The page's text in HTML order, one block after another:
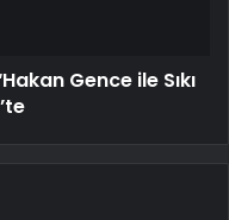
Gence ile Sıkı